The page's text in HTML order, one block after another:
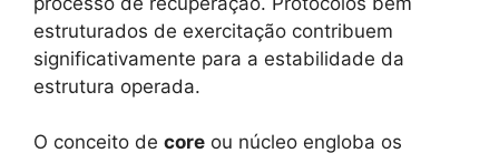
estruturados de exercitação contribuem
significativamente para a estabilidade da
estrutura operada.
O conceito de core ou núcleo engloba os